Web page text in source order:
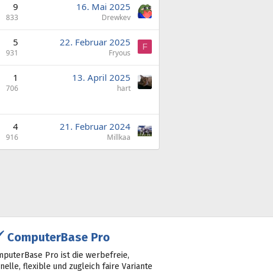
9
833
16. Mai 2025
Drewkev
5
931
22. Februar 2025
Fryous
F
1
706
13. April 2025
hart
4
916
21. Februar 2024
Millkaa
ComputerBase Pro
Pro ist die werbefreie,
flexible und zugleich faire Variante